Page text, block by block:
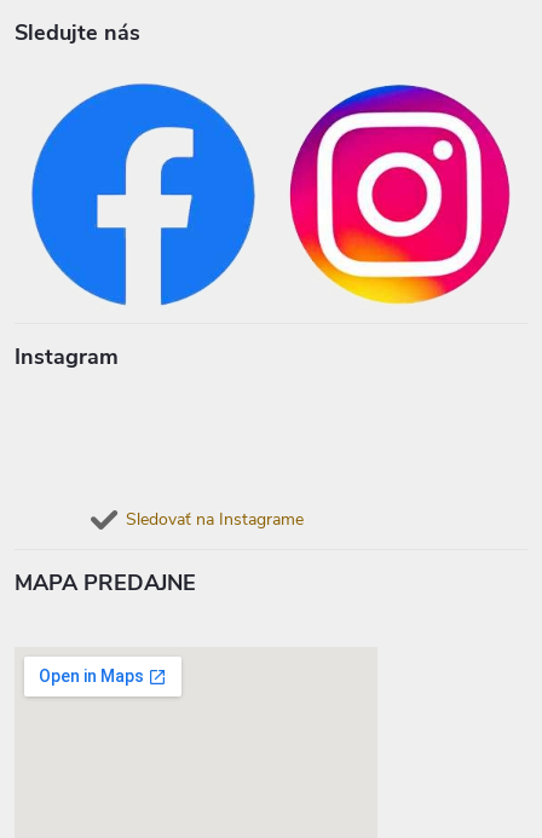
Sledujte nás
Instagram
Sledovať na Instagrame
MAPA PREDAJNE